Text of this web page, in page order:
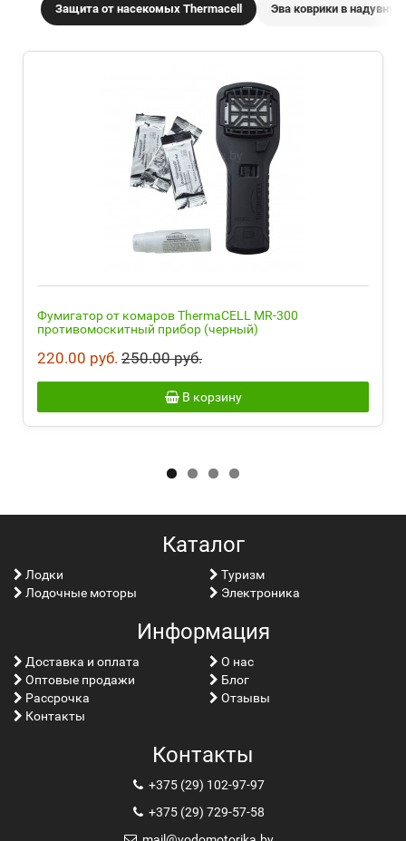
Защита от насекомых Thermacell Эва коврики в
Фумигатор от комаров ThermaCELL MR-300
противомоскитный прибор (черный)
220.00 руб. 250.00 руб.
В корзину
Каталог
Лoдки
Лодочные моторы
Туризм
Электроника
Информация
Доставка и оплата
Оптовые продажи
Рассрочка
Контакты
О нас
Блог
Отзывы
Контакты
+375 (29) 102-97-97
+375 (29) 729-57-58